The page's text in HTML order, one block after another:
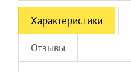
Характеристики
Отзывы